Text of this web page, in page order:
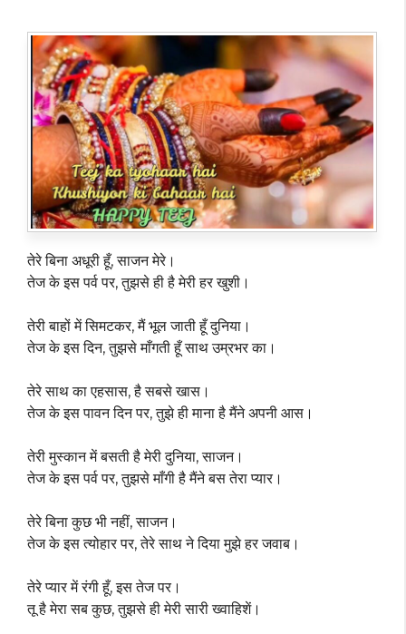
तेरे बिना अधूरी हूँ, साजन मेरे।
तेज के इस पर्व पर, तुझसे ही है मेरी हर खुशी।
तेरी बाहों में सिमटकर, मैं भूल जाती हूँ दुनिया।
तेज के इस दिन, तुझसे माँगती हूँ साथ उम्रभर का।
तेरे साथ का एहसास, है सबसे खास।
तेज के इस पावन दिन पर, तुझे ही माना है मैंने अपनी आस।
तेरी मुस्कान में बसती है मेरी दुनिया, साजन।
तेज के इस पर्व पर, तुझसे माँगी है मैंने बस तेरा प्यार।
तेरे बिना कुछ भी नहीं, साजन।
तेज के इस त्योहार पर, तेरे साथ ने दिया मुझे हर जवाब।
तेरे प्यार में रंगी हूँ, इस तेज पर।
तू है मेरा सब कुछ, तुझसे ही मेरी सारी ख्वाहिशें।